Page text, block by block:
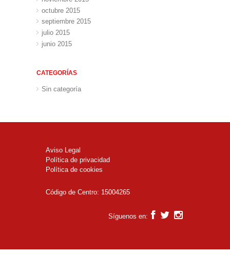
octubre 2015
septiembre 2015
julio 2015
junio 2015
CATEGORÍAS
Sin categoría
Aviso Legal
Política de privacidad
Política de cookies
Código de Centro: 15004265
Síguenos en: